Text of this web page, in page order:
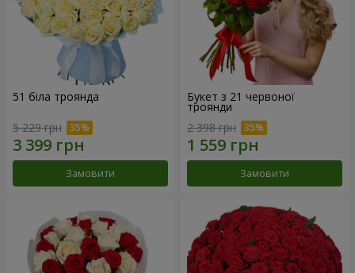
51 біла троянда
5 229 грн
Замовити
Букет з 21 червоної
троянди
2 398 грн
Замовити